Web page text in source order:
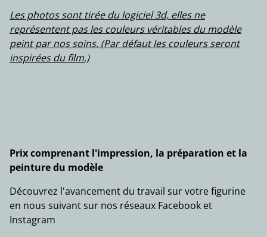
Les photos sont tirée du logiciel 3d, elles ne
représentent pas les couleurs véritables du modèle
peint par nos soins. (Par défaut les couleurs seront
inspirées du film.)
Prix comprenant l'impression, la préparation et la
peinture du modèle
Découvrez l'avancement du travail sur votre figurine
en nous suivant sur nos réseaux Facebook et
Instagram